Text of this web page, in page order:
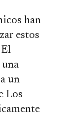
han
estos
un
Los